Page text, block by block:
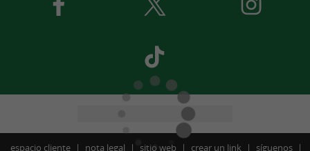
espacio cliente nota legal sitio web crear un link síguenos